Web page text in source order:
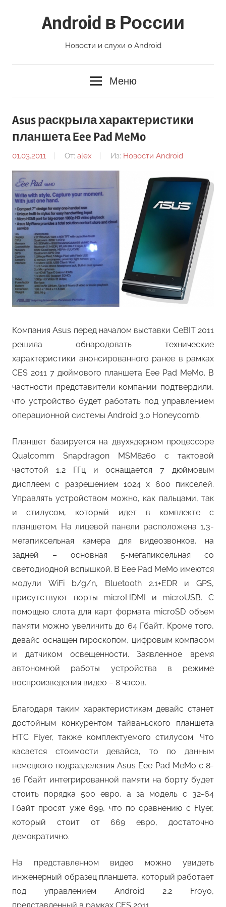
Android в России
Новости и слухи о Android
Меню
Asus раскрыла характеристики
планшета Eee Pad MeMo
01.03.2011 От: alex Из: Новости Android
Компания Asus перед началом выставки CeBIT 2011
решила обнародовать технические
характеристики анонсированного ранее в рамках
CES 2011 7 дюймового планшета Eee Pad MeMo. В
частности представители компании подтвердили,
что устройство будет работать под управлением
операционной системы Android 3.0 Honeycomb.
Планшет базируется на двухядерном процессоре
Qualcomm Snapdragon MSM8260 с тактовой
частотой 1,2 ГГц и оснащается 7 дюймовым
дисплеем с разрешением 1024 x 600 пикселей.
Управлять устройством можно, как пальцами, так
и стилусом, который идет в комплекте с
планшетом. На лицевой панели расположена 1,3-
мегапиксельная камера для видеозвонков, на
задней – основная 5-мегапиксельная со
светодиодной вспышкой. В Eee Pad MeMo имеются
модули WiFi b/g/n, Bluetooth 2.1+EDR и GPS,
присутствуют порты microHDMI и microUSB. С
помощью слота для карт формата microSD объем
памяти можно увеличить до 64 Гбайт. Кроме того,
девайс оснащен гироскопом, цифровым компасом
и датчиком освещенности. Заявленное время
автономной работы устройства в режиме
воспроизведения видео – 8 часов.
Благодаря таким характеристикам девайс станет
достойным конкурентом тайваньского планшета
HTC Flyer, также комплектуемого стилусом. Что
касается стоимости девайса, то по данным
немецкого подразделения Asus Eee Pad MeMo с 8-
16 Гбайт интегрированной памяти на борту будет
стоить порядка 500 евро, а за модель с 32-64
Гбайт просят уже 699, что по сравнению с Flyer,
который стоит от 669 евро, достаточно
демократично.
На представленном видео можно увидеть
инженерный образец планшета, который работает
под управлением Android 2.2 Froyo,